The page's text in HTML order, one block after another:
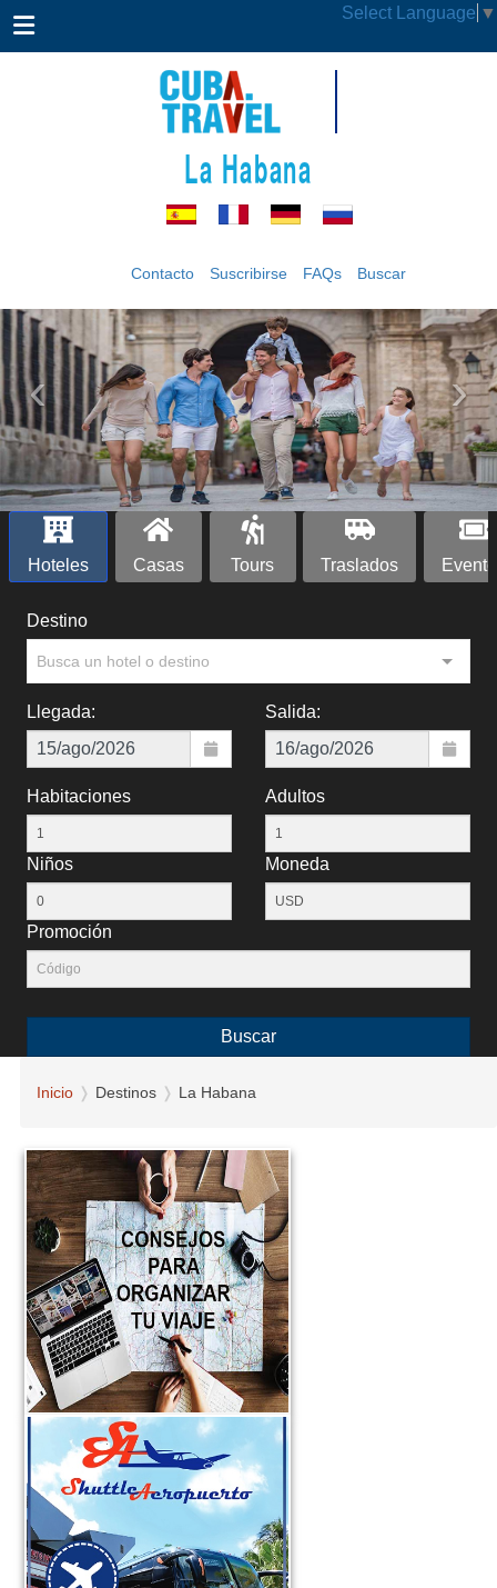
Select Language ▼
La Habana
Contacto Suscribirse FAQs Buscar
‹ ›
Hoteles Casas Tours Traslados
Destino
Busca un hotel o destino
Llegada: Salida:
Habitaciones Adultos
Niños Moneda
Promoción
Buscar
Inicio Destinos La Habana
Consejos para
organizar tu viaje
si deseas visitar la
Habana-Cuba...
Leer Más
Shuttle Aeropuerto
vía màs segura y
económica de traslado
aeropuerto-su destino en la